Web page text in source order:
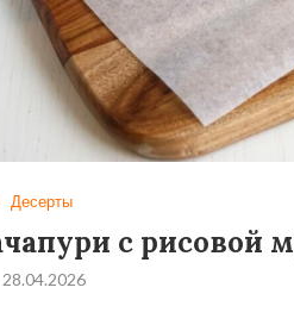
Десерты
с рисовой
28.04.2026